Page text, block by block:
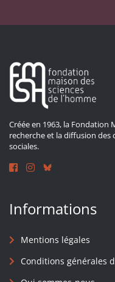
Créée en 1963, la Fondation
recherche et la diffusion des
sociales.
Informations
Mentions légales
Conditions générales